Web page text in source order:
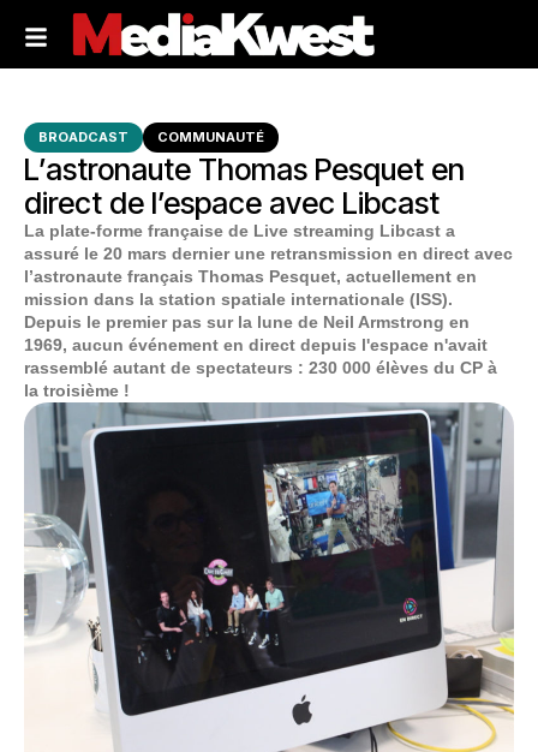
BROADCAST COMMUNAUTÉ
L’astronaute Thomas Pesquet en
direct de l’espace avec Libcast
La plate-forme française de Live streaming Libcast a
assuré le 20 mars dernier une retransmission en direct avec
l’astronaute français Thomas Pesquet, actuellement en
mission dans la station spatiale internationale (ISS).
Depuis le premier pas sur la lune de Neil Armstrong en
1969, aucun événement en direct depuis l'espace n'avait
rassemblé autant de spectateurs : 230 000 élèves du CP à
la troisième !